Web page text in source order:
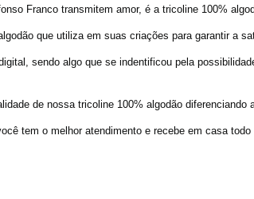
Franco transmitem amor, é a tricoline 100%
que utiliza em suas criações para garantir a
sendo algo que se indentificou pela
de nossa tricoline 100% algodão diferenciando
tem o melhor atendimento e recebe em casa